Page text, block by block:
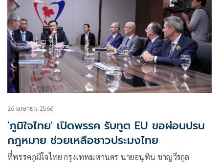
กระทบกับเศรษฐกิจ
26 เมษายน 2566
'ภูมิใจไทย' เปิดพรรค รับทูต EU ขอผ่อนปรน
กฎหมาย ช่วยเหลือชาวประมงไทย
ที่พรรคภูมิใจไทย กรุงเทพมหานคร นายอนุทิน ชาญวีรกูล